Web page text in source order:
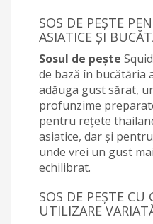
SOS DE PEȘTE
ASIATICE ȘI
Sosul de pește
de bază în bucătăria
adăuga gust sărat,
profunzime
pentru rețete
asiatice, dar și
unde vrei un gust
echilibrat.
SOS DE PEȘTE
UTILIZARE